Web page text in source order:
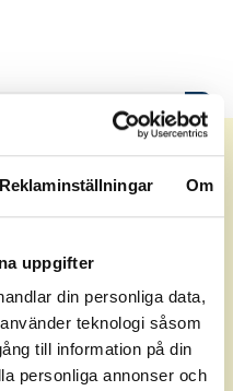
Reklaminställningar Om
uppgifter
din personliga data,
teknologi såsom
till information på din
personliga annonser och
Hål Till par